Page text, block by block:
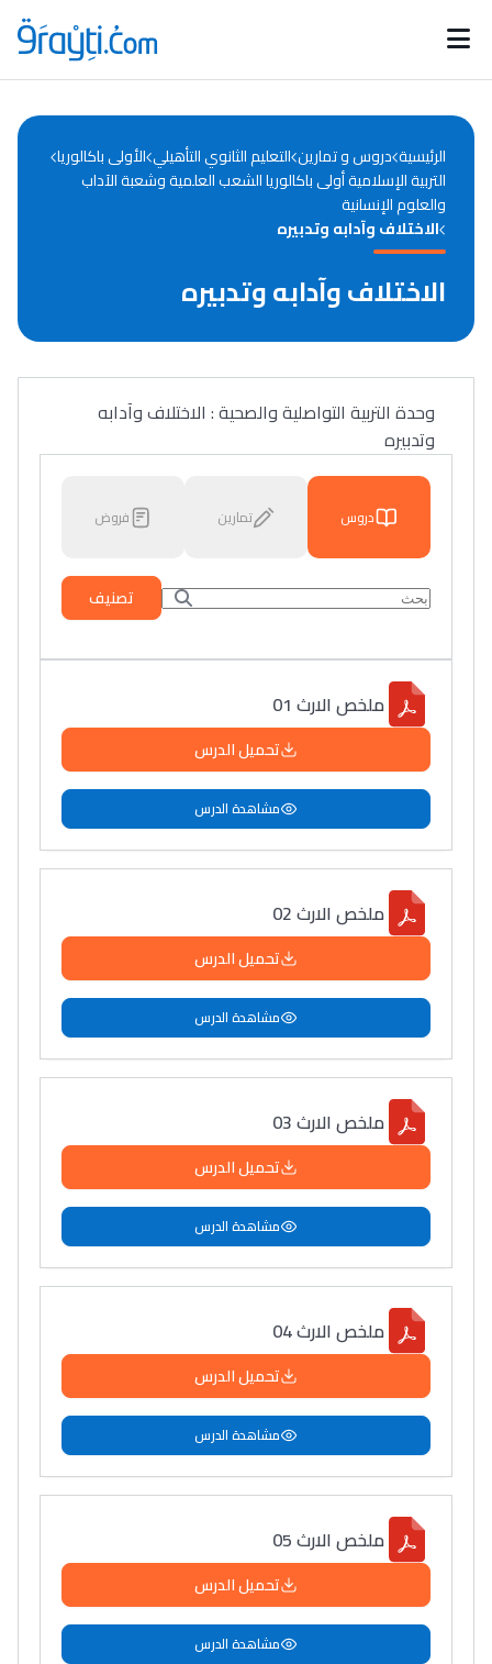
Catégories
d'actualités
Annonces bourses
الرئيسية دروس و تمارين التعليم الثانوي التأهيلي الأولى باكالوريا
التربية الإسلامية أولى باكالوريا الشعب العلمية وشعبة الآداب
والعلوم الإنسانية
الاختلاف وآدابه وتدبيره
الاختلاف وآدابه وتدبيره
وحدة التربية التواصلية والصحية : الاختلاف وآدابه
وتدبيره
دروس تمارين فروض
تصنيف
ملخص الارث 01
تحميل الدرس
مشاهدة الدرس
ملخص الارث 02
تحميل الدرس
مشاهدة الدرس
ملخص الارث 03
تحميل الدرس
مشاهدة الدرس
ملخص الارث 04
تحميل الدرس
مشاهدة الدرس
ملخص الارث 05
تحميل الدرس
مشاهدة الدرس